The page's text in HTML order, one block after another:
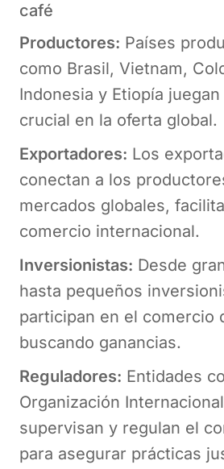
café
Productores: Países
como Brasil, Vietnam,
Indonesia y Etiopía
crucial en la oferta global.
Exportadores: Los
conectan a los
mercados globales,
comercio internacional.
Inversionistas: Desde
hasta pequeños
participan en el comercio
buscando ganancias.
Reguladores: Entidades
Organización
supervisan y regulan el
para asegurar prácticas